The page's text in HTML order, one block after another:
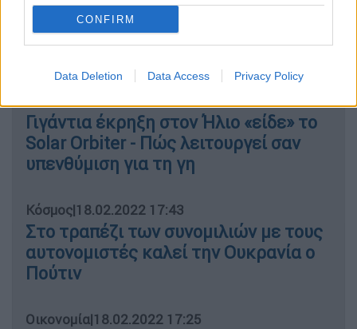
CONFIRM
Data Deletion Data Access Privacy Policy
Φωτιά στο Euroferry Olympia:
Απεγκλωβίστηκαν επιβάτες από το
Γιγάντια έκρηξη στον Ήλιο «είδε» το
Solar Orbiter - Πώς λειτουργεί σαν
υπενθύμιση για τη γη
Κόσμος|18.02.2022 17:43
Στο τραπέζι των συνομιλιών με τους
αυτονομιστές καλεί την Ουκρανία ο
Πούτιν
Οικονομία|18.02.2022 17:25